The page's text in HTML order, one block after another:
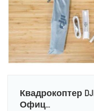
Квадрокоптер DJI
Офиц...